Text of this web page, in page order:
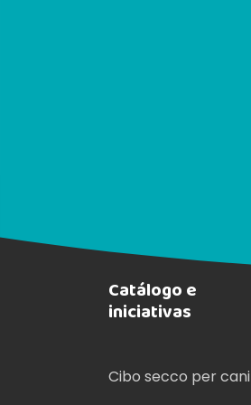
Catálogo e
iniciativas
Cibo secco per cani